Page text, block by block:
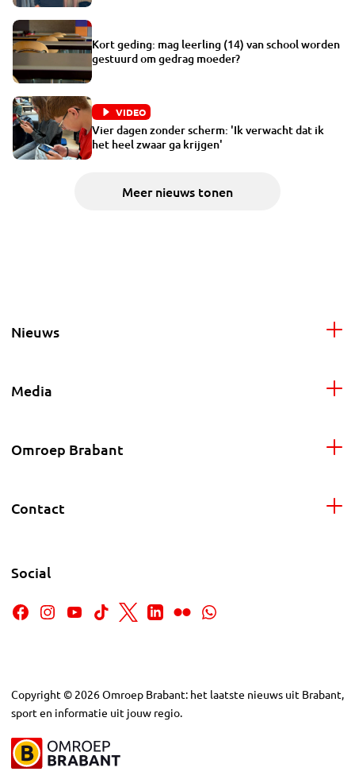
Kort geding: mag leerling (14) van school worden
gestuurd om gedrag moeder?
VIDEO
Vier dagen zonder scherm: 'Ik verwacht dat ik
het heel zwaar ga krijgen'
Meer nieuws tonen
Nieuws
Media
Omroep Brabant
Contact
Social
Copyright © 2026Omroep Brabant: het laatste nieuws uit Brabant,
sport en informatie uit jouw regio.